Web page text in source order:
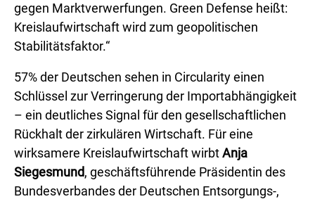
gegen Marktverwerfungen. Green Defense heißt:
Kreislaufwirtschaft wird zum geopolitischen
Stabilitätsfaktor.“
57% der Deutschen sehen in Circularity einen
Schlüssel zur Verringerung der Importabhängigkeit
– ein deutliches Signal für den gesellschaftlichen
Rückhalt der zirkulären Wirtschaft. Für eine
wirksamere Kreislaufwirtschaft wirbtAnja
Siegesmund, geschäftsführende Präsidentin des
Bundesverbandes der Deutschen Entsorgungs-,